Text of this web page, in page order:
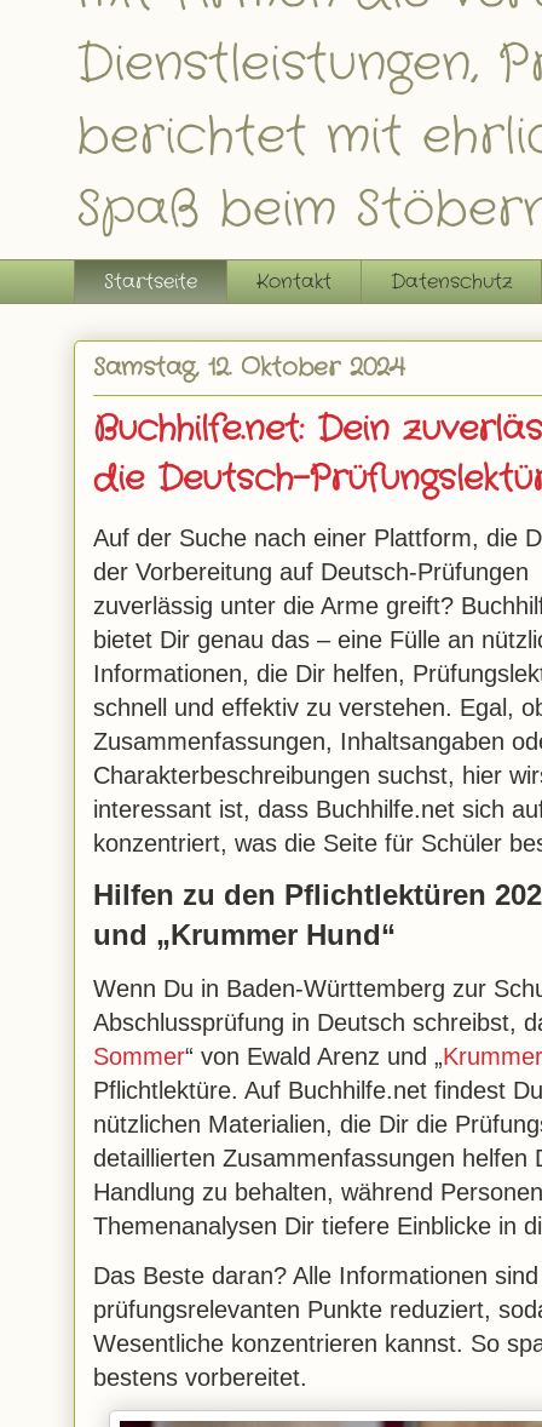
Dienstleistungen,
berichtet mit
Spaß beim
Startseite Kontakt Datenschutz
Samstag, 12. Oktober 2024
Buchhilfe.net: Dein
die Deutsch-
Auf der Suche nach einer Plattform, die
der Vorbereitung auf Deutsch-Prüfungen
zuverlässig unter die Arme greift?
bietet Dir genau das – eine Fülle an
Informationen, die Dir helfen,
schnell und effektiv zu verstehen. Egal,
Zusammenfassungen, Inhaltsangaben
Charakterbeschreibungen suchst, hier
interessant ist, dass Buchhilfe.net sich
konzentriert, was die Seite für Schüler
Hilfen zu den Pflichtlektüren
und „Krummer Hund“
Wenn Du in Baden-Württemberg zur
Abschlussprüfung in Deutsch schreibst,
Sommer“ von Ewald Arenz und „
Pflichtlektüre. Auf Buchhilfe.net findest
nützlichen Materialien, die Dir die
detaillierten Zusammenfassungen helfen
Handlung zu behalten, während
Themenanalysen Dir tiefere Einblicke in
Das Beste daran? Alle Informationen
prüfungsrelevanten Punkte reduziert,
Wesentliche konzentrieren kannst. So
bestens vorbereitet.